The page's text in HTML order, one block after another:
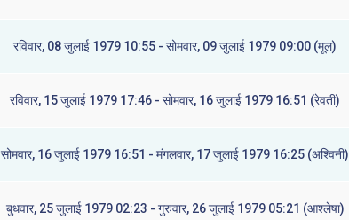
रविवार, 08 जुलाई 1979 10:55 - सोमवार, 09 जुलाई 1979 09:00 (मूल)
रविवार, 15 जुलाई 1979 17:46 - सोमवार, 16 जुलाई 1979 16:51 (रेवती)
सोमवार, 16 जुलाई 1979 16:51 - मंगलवार, 17 जुलाई 1979 16:25 (अश्विनी)
बुधवार, 25 जुलाई 1979 02:23 - गुरुवार, 26 जुलाई 1979 05:21 (आश्लेषा)